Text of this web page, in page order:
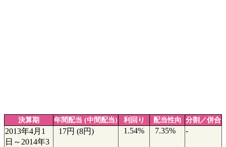
決算期 年間配当 (中間配当) 利回り 配当性向 分割／併合
2013年4月1
日～2014年3
17円 (8円) 1.54% 7.35% -